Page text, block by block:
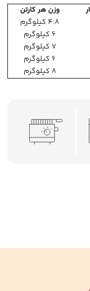
وزن هر کارتن
4.8 کیلوگرم
6 کیلوگرم
7 کیلوگرم
6 کیلوگرم
8 کیلوگرم